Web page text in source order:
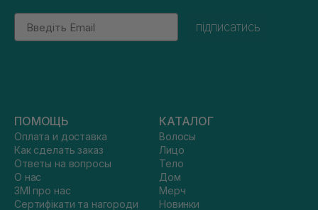
Email
підписатись
ПОМОЩЬ
Оплата и доставка
Как сделать заказ
Ответы на вопросы
О нас
ЗМІ про нас
Сертифікати та нагороди
КАТАЛОГ
Волосы
Лицо
Тело
Дом
Мерч
Новинки